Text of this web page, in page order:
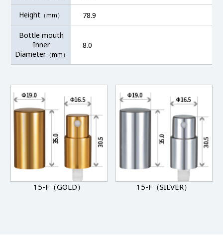
Height （mm） 78.9
Bottle mouth
Inner
Diameter（mm）
8.0
15-F（GOLD） 15-F（SILVER）